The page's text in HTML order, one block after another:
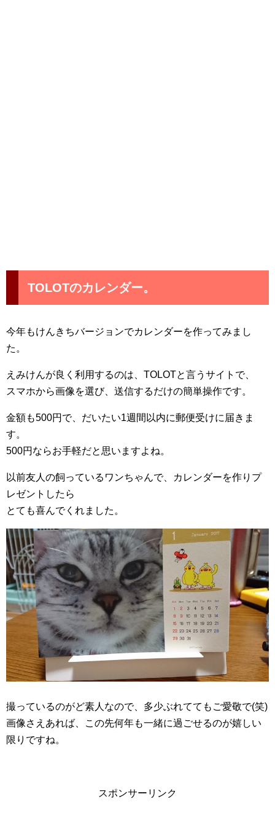
TOLOTのカレンダー。
今年もけんきちバージョンでカレンダーを作ってみまし
た。
えみけんが良く利用するのは、TOLOTと言うサイトで、
スマホから画像を選び、送信するだけの簡単操作です。
金額も500円で、だいたい1週間以内に郵便受けに届きま
す。
500円ならお手軽だと思いますよね。
以前友人の飼っているワンちゃんで、カレンダーを作りプ
レゼントしたら
とても喜んでくれました。
撮っているのがど素人なので、多少ぶれててもご愛敬で(笑)
画像さえあれば、この先何年も一緒に過ごせるのが嬉しい
限りですね。
スポンサーリンク